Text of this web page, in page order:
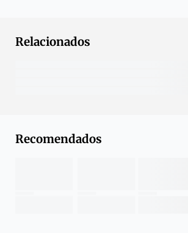
Relacionados
Recomendados